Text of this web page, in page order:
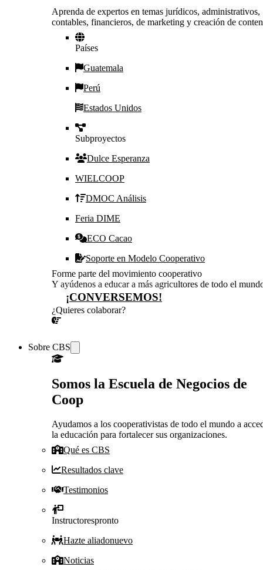
Aprenda de expertos en temas jurídicos, administrativos,
contables, financieros, de marketing y creación de
Países
Guatemala
Perú
Estados Unidos
Subproyectos
Dulce Esperanza
WIELCOOP
DMOC Análisis
Feria DIME
ECO Cacao
Soporte en Modelo Cooperativo
Forme parte del movimiento cooperativo
Y ayúdenos a educar a más agricultores de todo el
¡CONVERSEMOS!
¿Quieres colaborar?
Sobre CBS
Somos la Escuela de Negocios de
Coop
Ayudamos a los cooperativistas de todo el mundo a
la educación para fortalecer sus organizaciones.
Qué es CBS
Resultados clave
Testimonios
Instructorespronto
Hazte aliadonuevo
Noticias